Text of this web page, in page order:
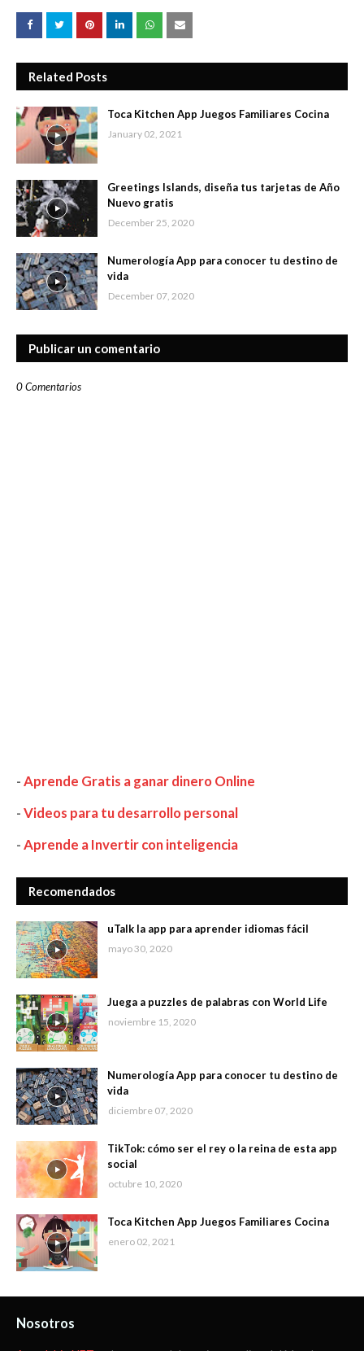
Related Posts
Toca Kitchen App Juegos Familiares Cocina
January 02, 2021
Greetings Islands, diseña tus tarjetas de Año
Nuevo gratis
December 25, 2020
Numerología App para conocer tu destino de
vida
December 07, 2020
Publicar un comentario
0 Comentarios
-Aprende Gratis a ganar dinero Online
-Videos para tu desarrollo personal
-Aprende a Invertir con inteligencia
Recomendados
uTalk la app para aprender idiomas fácil
mayo 30, 2020
Juega a puzzles de palabras con World Life
noviembre 15, 2020
Numerología App para conocer tu destino de
vida
diciembre 07, 2020
TikTok: cómo ser el rey o la reina de esta app
social
octubre 10, 2020
Toca Kitchen App Juegos Familiares Cocina
enero 02, 2021
Nosotros